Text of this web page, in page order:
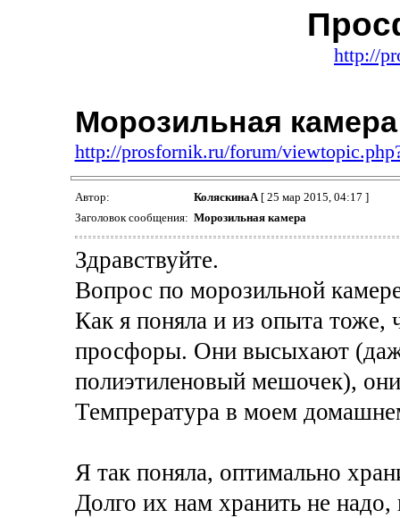
http://
Морозильная камера
http://prosfornik.ru/forum/
Автор: КоляскинаА[ 25 мар 2015, 04:17 ]
Заголовок сообщения: Морозильная камера
Здравствуйте.
Вопрос по морозильной
Как я поняла и из опыта тоже,
просфоры. Они высыхают
полиэтиленовый мешочек),
Темпрература в моем
Я так поняла, оптимально
Долго их нам хранить не надо,